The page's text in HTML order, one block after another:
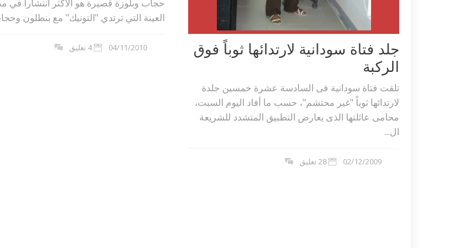
حجاب وبلوزة قصيرة هو الاكثر انتشاراً في
العينة التي ترتدي "التونيك" مع بنطلون
04/11/2010 4 تعليق
جلد فتاة سودانية لارتدائها ثوباً فوق
الركبة
تلقت فتاة سودانية فى السادسة عشرة خمسين جلدة
لارتدائها ثوباً "غير محتشم"، حسب ما أفاد اليوم السبت،
محامى عائلتها الذى يعارض التطبيق المتشدد للشريعة
ال...
02/12/2009 28 تعليقطريقة تحضير حلاوة المولد النبوي مع
وصفات بالفيديو والصور...
اكلات عيد الاضحى 2023 وصفات طبخ